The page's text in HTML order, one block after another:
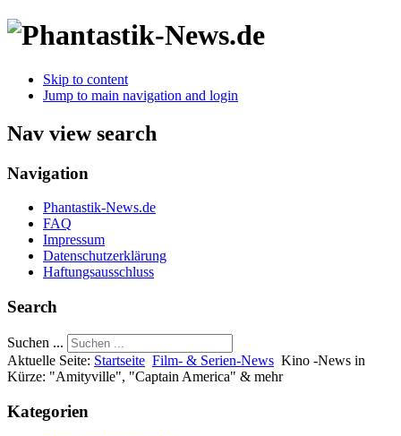
Skip to content
Jump to main navigation and login
Nav view search
Navigation
Phantastik-News.de
FAQ
Impressum
Datenschutzerklärung
Haftungsausschluss
Search
Suchen ...
Aktuelle Seite: Startseite Film- & Serien-News Kino -News in
Kürze: "Amityville", "Captain America" & mehr
Kategorien